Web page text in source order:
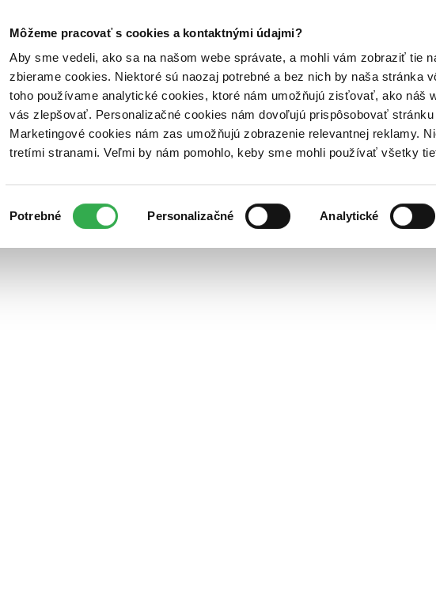
Môžeme pracovať s cookies a kontaktnými údajmi?
Aby sme vedeli, ako sa na našom webe správate, a mohli vám zobraziť tie
zbierame cookies. Niektoré sú naozaj potrebné a bez nich by naša stránka
toho používame analytické cookies, ktoré nám umožňujú zisťovať, ako náš
vás zlepšovať. Personalizačné cookies nám dovoľujú prispôsobovať
Marketingové cookies nám zas umožňujú zobrazenie relevantnej reklamy.
tretími stranami. Veľmi by nám pomohlo, keby sme mohli používať všetky
súhlasu
Potrebné Personalizačné Analytické
Poukážky Kontakt